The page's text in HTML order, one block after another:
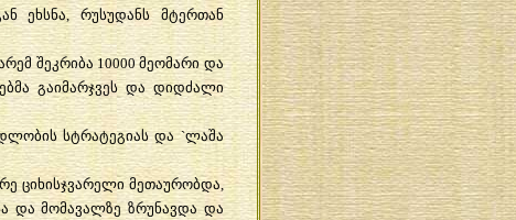
ეხსნა,რუსუდანს
მტერთან
შეკრიბა 10000მეომარი და
გაიმარჯვეს და დიდძალი
სტრატეგიას და`ლაშა
ციხისჯვარელი მეთაურობდა ,
და მომავალზე ზრუნავდა და